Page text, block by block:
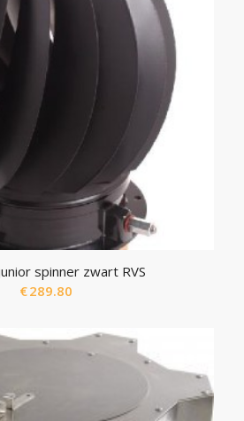
spinner zwart RVS
€289.80